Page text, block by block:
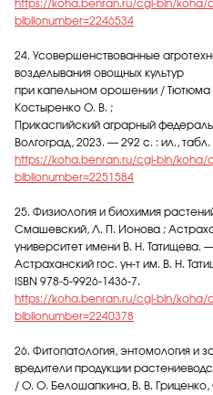
https://koha.benran.ru/cgi-bin/koha/
biblionumber=2246534
24. Усовершенствованные
возделывания овощных культур
при капельном орошении / Тютюма
Костыренко О. В. ;
Прикаспийский аграрный
Волгоград, 2023. — 292 с. : ил.,
https://koha.benran.ru/cgi-bin/koha/
biblionumber=2251584
25. Физиология и биохимия
Смашевский, Л. П. Ионова ;
университет имени В. Н. Татищева.
Астраханский гос. ун-т им. В. Н.
ISBN 978-5-9926-1436-7.
https://koha.benran.ru/cgi-bin/koha/
biblionumber=2240378
26. Фитопатология, энтомология и
вредители продукции
/ О. О. Белошапкина, В. В.